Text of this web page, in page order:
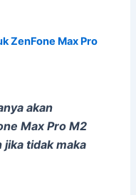
ZenFone Max Pro
akan
Max Pro M2
jika tidak maka